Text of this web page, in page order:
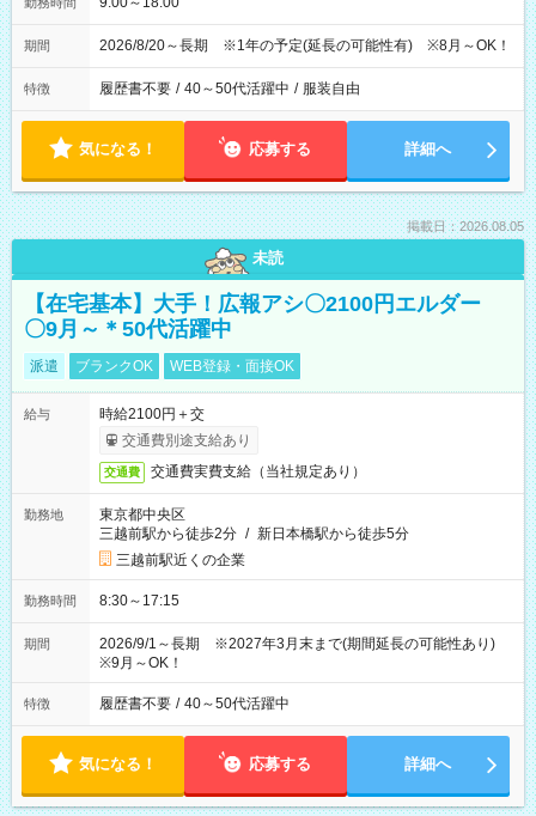
期間 2026/8/20～長期 ※1年の予定(延長の可能性有) ※8月～OK！
特徴 履歴書不要 / 40～50代活躍中 / 服装自由
気になる！ 応募する 詳細へ
掲載日：2026.08.05
未読
【在宅基本】大手！広報アシ〇2100円エルダー
〇9月～＊50代活躍中
派遣 ブランクOK WEB登録・面接OK
給与
時給2100円＋交
交通費別途支給あり
交通費 交通費実費支給（当社規定あり）
勤務地
東京都中央区
三越前駅から徒歩2分 / 新日本橋駅から徒歩5分
三越前駅近くの企業
勤務時間 8:30～17:15
期間
2026/9/1～長期 ※2027年3月末まで(期間延長の可能性あり)
※9月～OK！
特徴 履歴書不要 / 40～50代活躍中
気になる！ 応募する 詳細へ